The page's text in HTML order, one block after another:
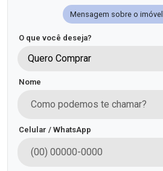
Mensagem sobre o imóvel
O que você deseja?
Quero Comprar
Nome
Celular / WhatsApp